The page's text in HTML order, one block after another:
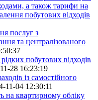
а також тарифи на
побутових відходів
послуг з
та централізованого
побутових відходів
28 16:23:19
із самостійного
11-04 12:30:11
на квартирному обліку